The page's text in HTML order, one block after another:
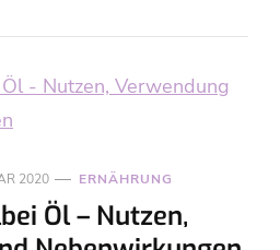
2020 ERNÄHRUNG
Öl – Nutzen,